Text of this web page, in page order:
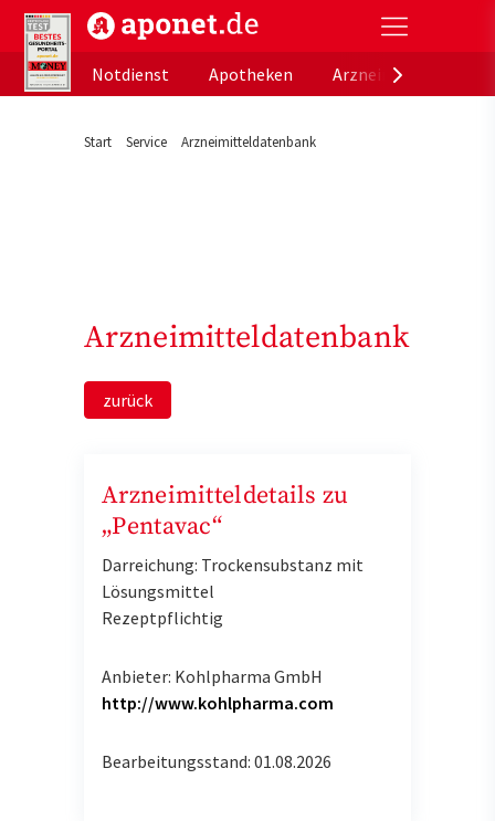
aponet.de - Das offizielle Gesundheitsportal der
Notdienst
Apotheken
Start Service Arzneimitteldatenbank
Arzneimitteldatenbank
zurück
Arzneimitteldetails zu
„Pentavac“
Darreichung: Trockensubstanz mit
Lösungsmittel
Rezeptpflichtig
Anbieter: Kohlpharma GmbH
http://www.kohlpharma.com
Bearbeitungsstand: 01.08.2026